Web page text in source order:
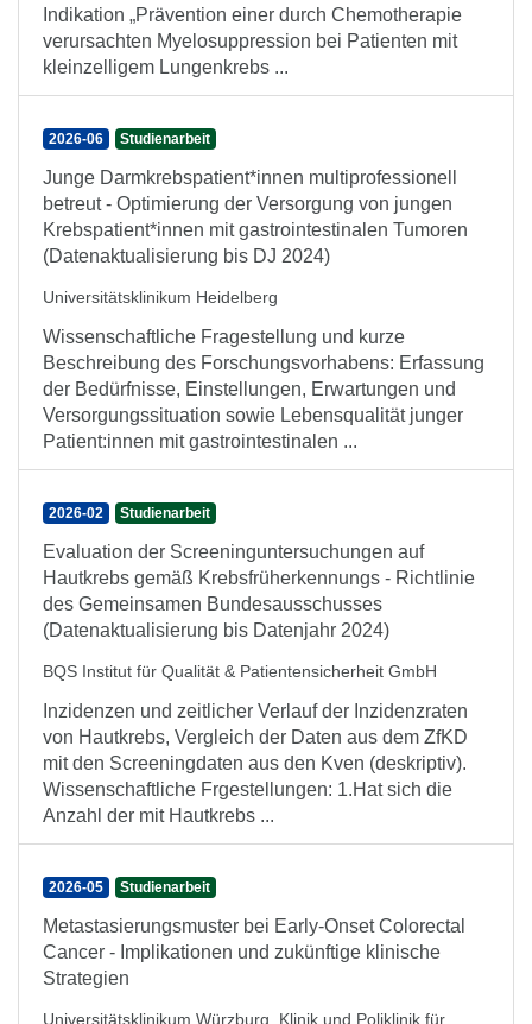
Indikation „Prävention einer durch Chemotherapie
verursachten Myelosuppression bei Patienten mit
kleinzelligem Lungenkrebs ...
2026-06 Studienarbeit
Junge Darmkrebspatient*innen multiprofessionell
betreut - Optimierung der Versorgung von jungen
Krebspatient*innen mit gastrointestinalen Tumoren
(Datenaktualisierung bis DJ 2024)
Universitätsklinikum Heidelberg
Wissenschaftliche Fragestellung und kurze
Beschreibung des Forschungsvorhabens: Erfassung
der Bedürfnisse, Einstellungen, Erwartungen und
Versorgungssituation sowie Lebensqualität junger
Patient:innen mit gastrointestinalen ...
2026-02 Studienarbeit
Evaluation der Screeninguntersuchungen auf
Hautkrebs gemäß Krebsfrüherkennungs - Richtlinie
des Gemeinsamen Bundesausschusses
(Datenaktualisierung bis Datenjahr 2024)
BQS Institut für Qualität & Patientensicherheit GmbH
Inzidenzen und zeitlicher Verlauf der Inzidenzraten
von Hautkrebs, Vergleich der Daten aus dem ZfKD
mit den Screeningdaten aus den Kven (deskriptiv).
Wissenschaftliche Frgestellungen: 1.Hat sich die
Anzahl der mit Hautkrebs ...
2026-05 Studienarbeit
Metastasierungsmuster bei Early-Onset Colorectal
Cancer - Implikationen und zukünftige klinische
Strategien
Universitätsklinikum Würzburg, Klinik und Poliklinik für